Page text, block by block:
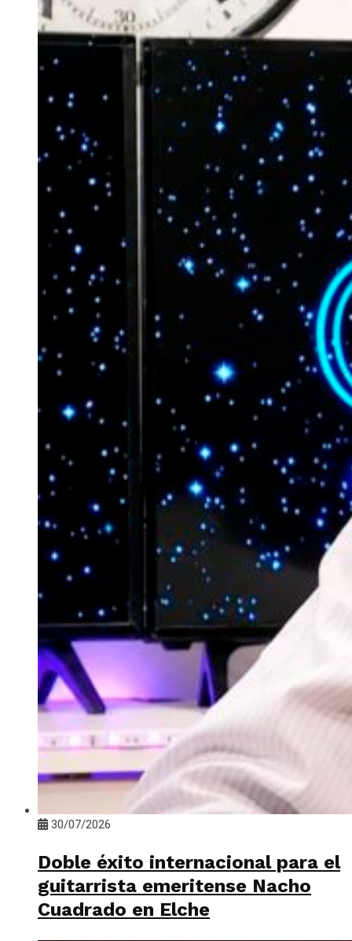
30/07/2026
Doble éxito internacional para el
guitarrista emeritense Nacho
Cuadrado en Elche